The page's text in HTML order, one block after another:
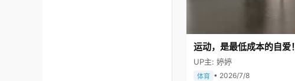
运动，是最低成本的自爱！
UP主: 婷婷
体育 • 2026/7/8